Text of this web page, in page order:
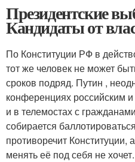
Президентские
Кандидаты от
По Конституции РФ в
тот же человек не может
сроков подряд. Путин ,
конференциях российским
и в телемостах с
собирается
противоречит Конституции,
менять её под себя не хочет.